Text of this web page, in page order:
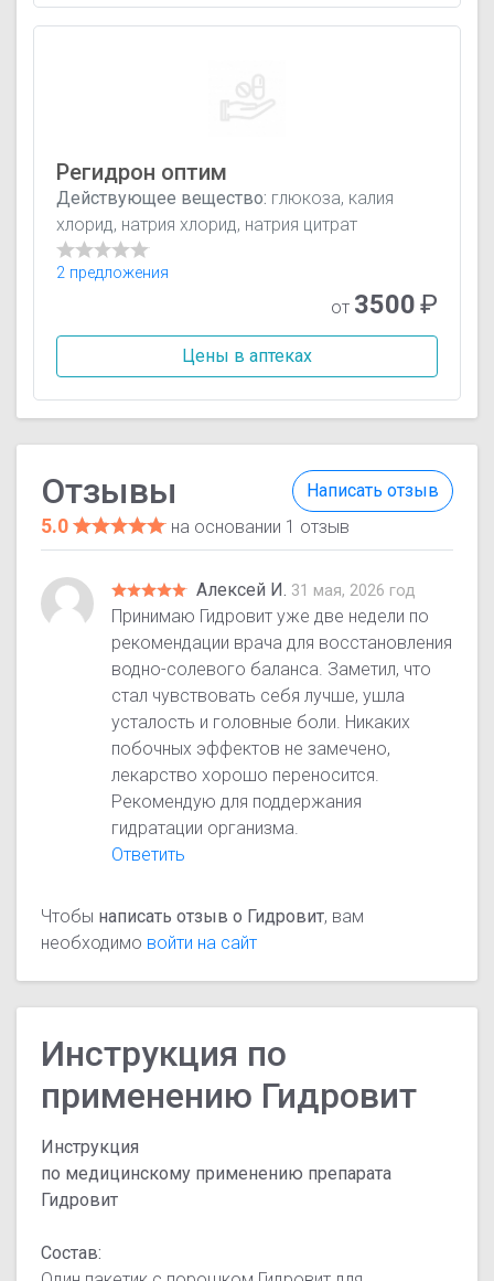
Регидрон оптим
Действующее вещество: глюкоза, калия
хлорид, натрия хлорид, натрия цитрат
2 предложения
от 3500₽
Цены в аптеках
Написать отзыв
Отзывы
5.0 на основании 1 отзыв
Алексей И. 31 мая, 2026 год
Принимаю Гидровит уже две недели по
рекомендации врача для восстановления
водно-солевого баланса. Заметил, что
стал чувствовать себя лучше, ушла
усталость и головные боли. Никаких
побочных эффектов не замечено,
лекарство хорошо переносится.
Рекомендую для поддержания
гидратации организма.
Ответить
Чтобы написать отзыв о Гидровит, вам
необходимо войти на сайт
Инструкция по
применению Гидровит
Инструкция
по медицинскому применению препарата
Гидровит
Состав: